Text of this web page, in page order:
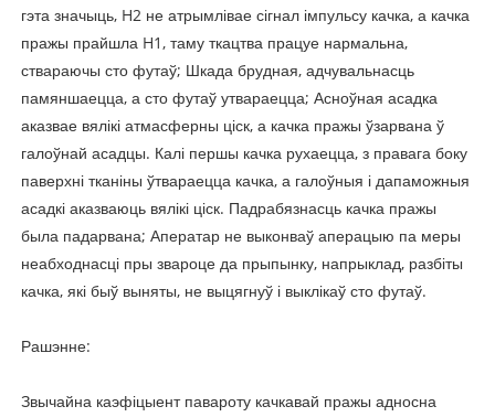
гэта значыць, H2 не атрымлівае сігнал імпульсу качка, а качка
пражы прайшла H1, таму ткацтва працуе нармальна,
ствараючы сто футаў; Шкада брудная, адчувальнасць
памяншаецца, а сто футаў утвараецца; Асноўная асадка
аказвае вялікі атмасферны ціск, а качка пражы ўзарвана ў
галоўнай асадцы. Калі першы качка рухаецца, з правага боку
паверхні тканіны ўтвараецца качка, а галоўныя і дапаможныя
асадкі аказваюць вялікі ціск. Падрабязнасць качка пражы
была падарвана; Аператар не выконваў аперацыю па меры
неабходнасці пры звароце да прыпынку, напрыклад, разбіты
качка, які быў выняты, не выцягнуў і выклікаў сто футаў.
Рашэнне:
Звычайна каэфіцыент павароту качкавай пражы адносна